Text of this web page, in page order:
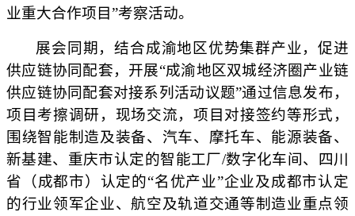
业重大合作项目”考察活动。
展会同期，结合成渝地区优势集群产业，促进
供应链协同配套，开展“成渝地区双城经济圈产业链
供应链协同配套对接系列活动议题”通过信息发布，
项目考擦调研，现场交流，项目对接签约等形式，
围绕智能制造及装备、汽车、摩托车、能源装备、
新基建、 重庆市认定的智能工厂/数字化车间、四川
省（成都市）认定的“名优产业”企业及成都市认定
的行业领军企业、航空及轨道交通等制造业重点领